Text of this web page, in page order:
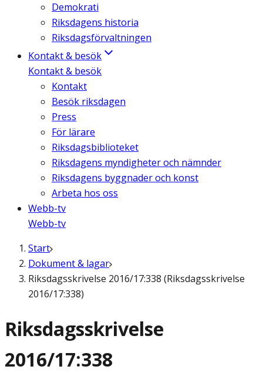
Demokrati
Riksdagens historia
Riksdagsförvaltningen
Kontakt & besök
Kontakt & besök
Kontakt
Besök riksdagen
Press
För lärare
Riksdagsbiblioteket
Riksdagens myndigheter och nämnder
Riksdagens byggnader och konst
Arbeta hos oss
Webb-tv
Webb-tv
Start
Dokument & lagar
Riksdagsskrivelse 2016/17:338 (Riksdagsskrivelse
2016/17:338)
Riksdagsskrivelse
2016/17:338